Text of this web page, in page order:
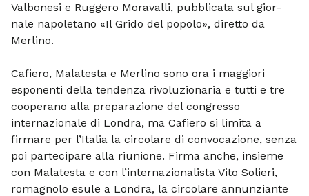
Valbonesi e Ruggero Moravalli, pubblicata sul gior­
nale napoletano «Il Grido del popolo», diret­to da
Merlino.
Cafiero, Malatesta e Merlino sono ora i maggiori
esponenti della tendenza rivoluzionaria e tutti e tre
cooperano alla preparazione del congresso
internazionale di Londra, ma Cafiero si limita a
firmare per l’Italia la circolare di convocazione, senza
poi par­tecipare alla riunione. Firma anche, in­sieme
con Malatesta e con l’internazio­nalista Vito Solieri,
romagnolo esule a Londra, la circolare annunziante